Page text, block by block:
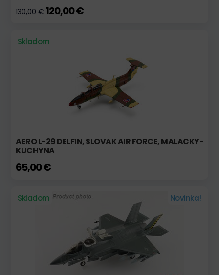
130,00 € 120,00 €
Skladom
AERO L-29 DELFIN, SLOVAK AIR FORCE, MALACKY-
KUCHYNA
65,00 €
Skladom Novinka!